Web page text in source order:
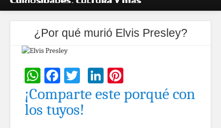
¿Por qué murió Elvis Presley?
WhatsApp
Facebook
TwitterLinkedIn
¡Comparte este porqué con
los tuyos!